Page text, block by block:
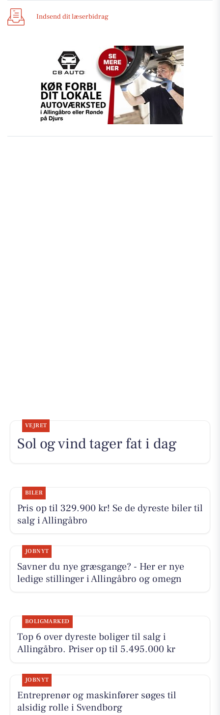
Indsend dit læserbidrag
VEJRET
Sol og vind tager fat i dag
BILER
Pris op til 329.900 kr! Se de dyreste biler til
salg i Allingåbro
JOBNYT
Savner du nye græsgange? - Her er nye
ledige stillinger i Allingåbro og omegn
BOLIGMARKED
Top 6 over dyreste boliger til salg i
Allingåbro. Priser op til 5.495.000 kr
JOBNYT
Entreprenør og maskinfører søges til
alsidig rolle i Svendborg